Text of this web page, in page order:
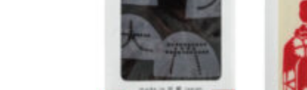
関西で開催。
おすすめの展覧会